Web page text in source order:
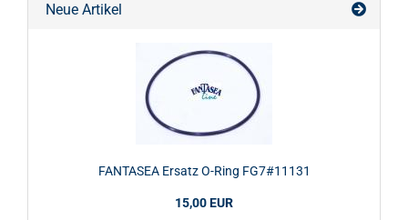
Neue Artikel
FANTASEA Ersatz O-Ring FG7#11131
15,00 EUR